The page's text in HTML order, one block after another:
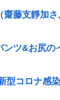
齋藤支靜加
ンツ&お尻の
型コロナ感